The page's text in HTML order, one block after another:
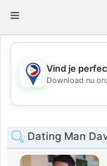
Toggle
💖
Vind je
Download nu
Dating Man